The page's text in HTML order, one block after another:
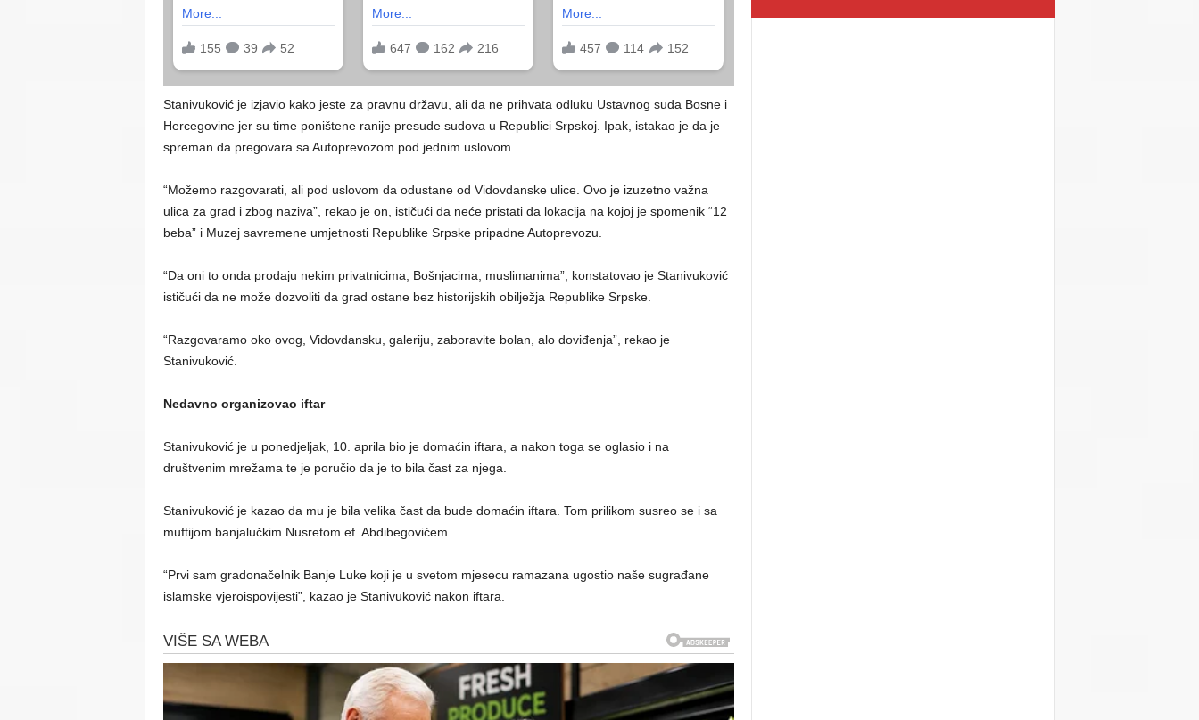
Stanivuković je izjavio kako jeste za pravnu državu, ali da ne prihvata odluku Ustavnog suda Bosne i
Hercegovine jer su time poništene ranije presude sudova u Republici Srpskoj. Ipak, istakao je da je
spreman da pregovara sa Autoprevozom pod jednim uslovom.
“Možemo razgovarati, ali pod uslovom da odustane od Vidovdanske ulice. Ovo je izuzetno važna
ulica za grad i zbog naziva”, rekao je on, ističući da neće pristati da lokacija na kojoj je spomenik “12
beba” i Muzej savremene umjetnosti Republike Srpske pripadne Autoprevozu.
“Da oni to onda prodaju nekim privatnicima, Bošnjacima, muslimanima”, konstatovao je Stanivuković
ističući da ne može dozvoliti da grad ostane bez historijskih obilježja Republike Srpske.
“Razgovaramo oko ovog, Vidovdansku, galeriju, zaboravite bolan, alo doviđenja”, rekao je
Stanivuković.
Nedavno organizovao iftar
Stanivuković je u ponedjeljak, 10. aprila bio je domaćin iftara, a nakon toga se oglasio i na
društvenim mrežama te je poručio da je to bila čast za njega.
Stanivuković je kazao da mu je bila velika čast da bude domaćin iftara. Tom prilikom susreo se i sa
muftijom banjalučkim Nusretom ef. Abdibegovićem.
“Prvi sam gradonačelnik Banje Luke koji je u svetom mjesecu ramazana ugostio naše sugrađane
islamske vjeroispovijesti”, kazao je Stanivuković nakon iftara.